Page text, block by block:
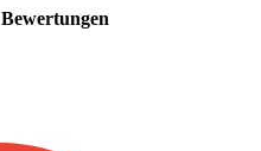
Bewertungen